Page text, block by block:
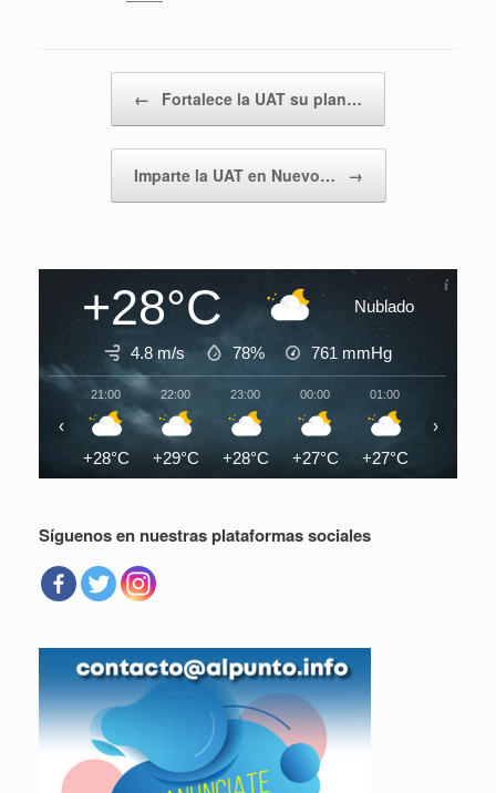
← Fortalece la UAT su plan…
Imparte la UAT en Nuevo… →
+28°C Nublado
4.8 m/s 78% 761 mmHg
21:00
+28°C
22:00
+29°C
23:00
+28°C
00:00
+27°C
01:00
+27°C
‹ ›
Síguenos en nuestras plataformas sociales